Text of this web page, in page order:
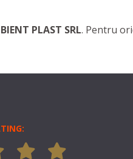
PLAST SRL. Pentru